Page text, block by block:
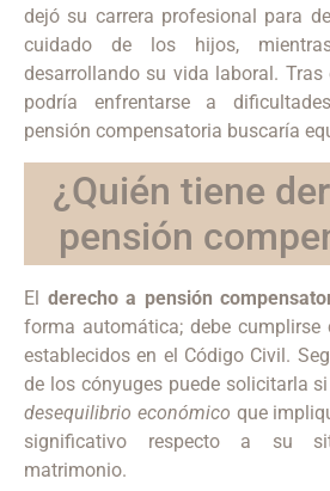
dejó su carrera profesional para
cuidado de los hijos,
desarrollando su vida laboral. Tras
podría enfrentarse a
pensión compensatoria buscaría
¿Quién tiene
pensión
El derecho a pensión
forma automática; debe cumplirse
establecidos en el Código Civil.
de los cónyuges puede solicitarla
desequilibrio económico que
significativo respecto a su
matrimonio.